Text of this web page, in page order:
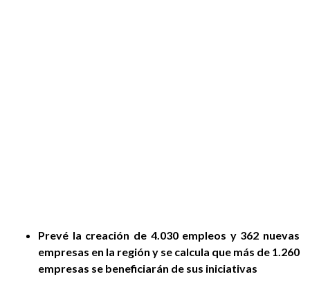
Prevé la creación de 4.030 empleos y 362 nuevas
empresas en la región y se calcula que más de 1.260
empresas se beneficiarán de sus iniciativas